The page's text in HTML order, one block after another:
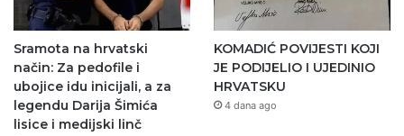
Sramota na hrvatski
način: Za pedofile i
ubojice idu inicijali, a za
legendu Darija Šimića
lisice i medijski linč
KOMADIĆ POVIJESTI KOJI
JE PODIJELIO I UJEDINIO
HRVATSKU
4 dana ago